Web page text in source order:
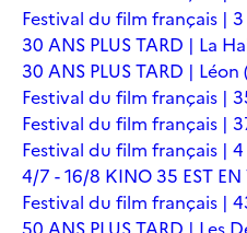
Festival du film français |
30 ANS PLUS TARD | La
30 ANS PLUS TARD |
Festival du film français |
Festival du film français |
Festival du film français | 4
4/7 - 16/8 KINO 35 EST
Festival du film français |